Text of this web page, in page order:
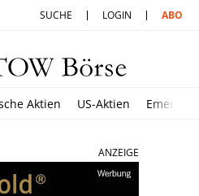
SUCHE LOGIN ABO
Aktien US-Aktien
ANZEIGE